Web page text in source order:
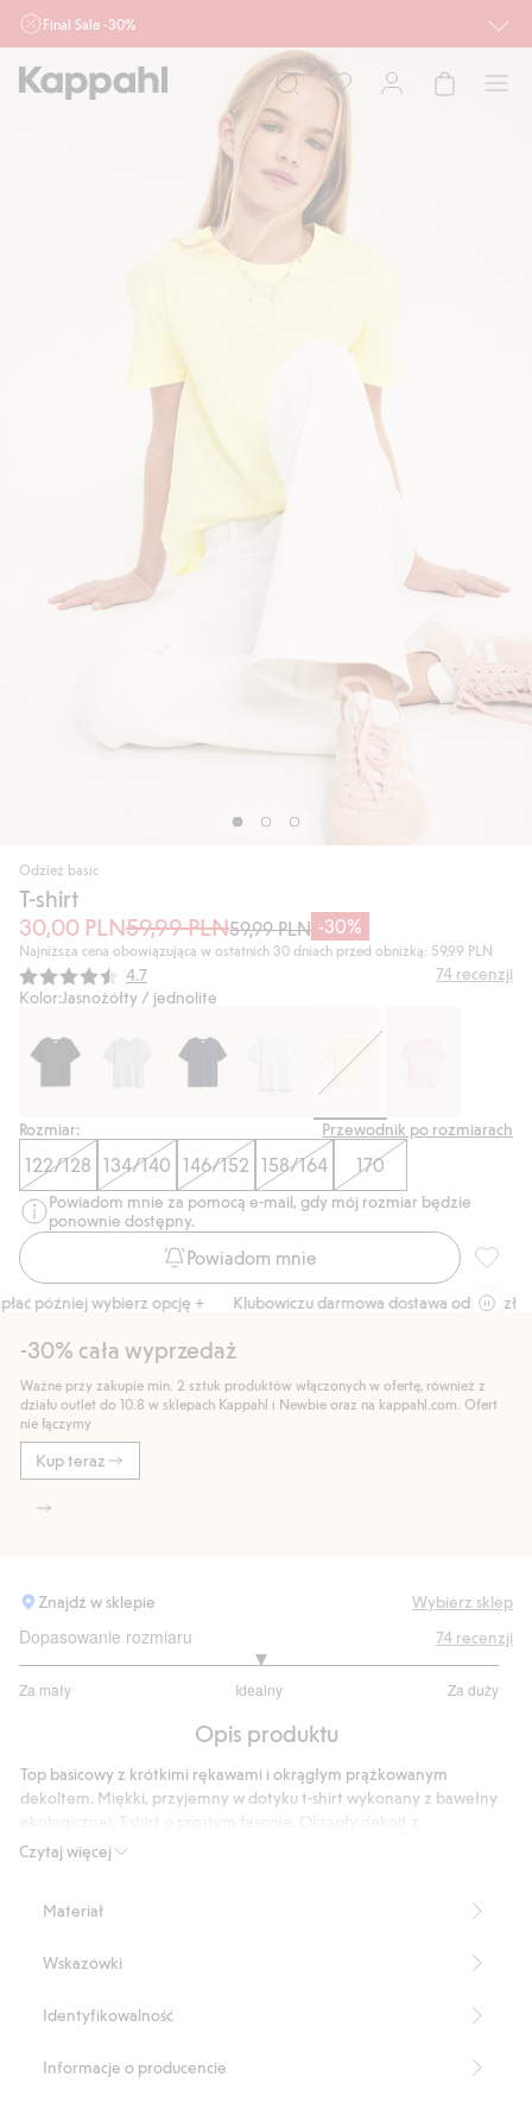
Final Sale -30%
Ważne przy zakupie min. 2 sztuk produktów włączonych w ofertę, również z
działu outlet do 10.8 w sklepach Kappahl i Newbie oraz na kappahl.com. Ofert
nie łączymy
Dziecko
Odzież basic
T-shirt
30,00 PLN59,99 PLN59,99 PLN -30%
Najniższa cena obowiązująca w ostatnich 30 dniach przed obniżką: 59,99 PLN
Średnia ocena:
4.7 74 recenzji
Kolor:Jasnożółty / jednolite
Rozmiar: Przewodnik po rozmiarach
122/128 134/140 146/152 158/164 170
Powiadom mnie za pomocą e-mail, gdy mój rozmiar będzie
ponownie dostępny.
Powiadom mnie
później wybierz opcję + Klubowiczu darmowa dostawa od 150 zł
-30% cała wyprzedaż
Ważne przy zakupie min. 2 sztuk produktów włączonych w ofertę, również z
działu outlet do 10.8 w sklepach Kappahl i Newbie oraz na kappahl.com. Ofert
nie łączymy
Kup teraz
Znajdź w sklepie Wybierz sklep
Dopasowanie rozmiaru
Za mały Idealny Za duży
na
53
głosów
74 recenzji
Opis produktu
Czytaj więcej
Top basicowy z krótkimi rękawami i okrągłym prążkowanym
dekoltem. Miękki, przyjemny w dotyku t-shirt wykonany z bawełny
prążkowanym ściągaczem. Góra, która sprawdzi się w szafie każdego
Produkt zawiera 100% bawełny pochodzącej z uprawy w
Numer artykułu
Materiał
Wskazówki
Identyfikowalność
Informacje o producencie